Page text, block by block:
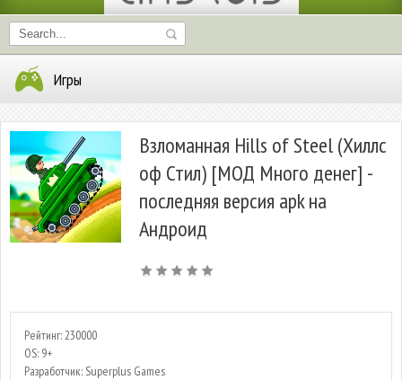
Игры
Взломанная Hills of Steel (Хиллс
оф Стил) [МОД Много денег] -
последняя версия apk на
Андроид
Рейтинг: 230000
OS: 9+
Разработчик: Superplus Games